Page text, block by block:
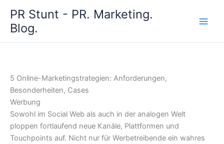
Inhalt
springen
PR Stunt - PR. Marketing.
Blog.
5 Online-Marketingstrategien: Anforderungen,
Besonderheiten, Cases
Werbung
Sowohl im Social Web als auch in der analogen Welt
ploppen fortlaufend neue Kanäle, Plattformen und
Touchpoints auf. Nicht nur für Werbetreibende ein wahres